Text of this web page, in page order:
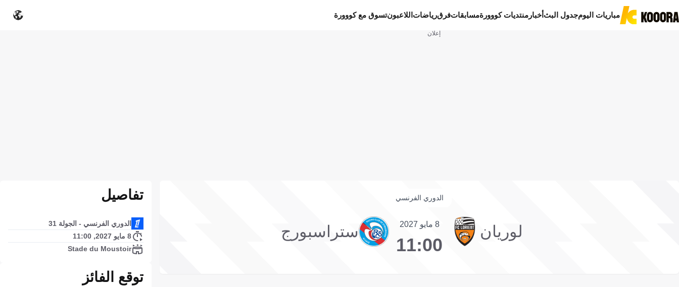
مباريات اليومجدول البثأخبار منتديات كووورةمسابقاتفرقرياضات اللاعبونتسوق مع كووورة
إعلان
الدوري الفرنسي
لوريان 8 مايو 2027
11:00
ستراسبورج
تفاصيل
الدوري الفرنسي - الجولة 31
8 مايو 2027, 11:00
Stade du Moustoir
توقع الفائز